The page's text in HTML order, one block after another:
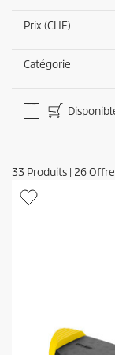
Prix (CHF)
Catégorie
33 Produits | 26